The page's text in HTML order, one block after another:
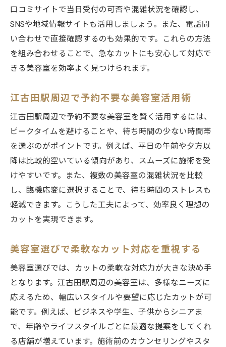
口コミサイトで当日受付の可否や混雑状況を確認し、
SNSや地域情報サイトも活用しましょう。また、電話問
い合わせで直接確認するのも効果的です。これらの方法
を組み合わせることで、急なカットにも安心して対応で
きる美容室を効率よく見つけられます。
江古田駅周辺で予約不要な美容室活用術
江古田駅周辺で予約不要な美容室を賢く活用するには、
ピークタイムを避けることや、待ち時間の少ない時間帯
を選ぶのがポイントです。例えば、平日の午前や夕方以
降は比較的空いている傾向があり、スムーズに施術を受
けやすいです。また、複数の美容室の混雑状況を比較
し、臨機応変に選択することで、待ち時間のストレスも
軽減できます。こうした工夫によって、効率良く理想の
カットを実現できます。
美容室選びで柔軟なカット対応を重視する
美容室選びでは、カットの柔軟な対応力が大きな決め手
となります。江古田駅周辺の美容室は、多様なニーズに
応えるため、幅広いスタイルや要望に応じたカットが可
能です。例えば、ビジネスや学生、子供からシニアま
で、年齢やライフスタイルごとに最適な提案をしてくれ
る店舗が増えています。施術前のカウンセリングやスタ